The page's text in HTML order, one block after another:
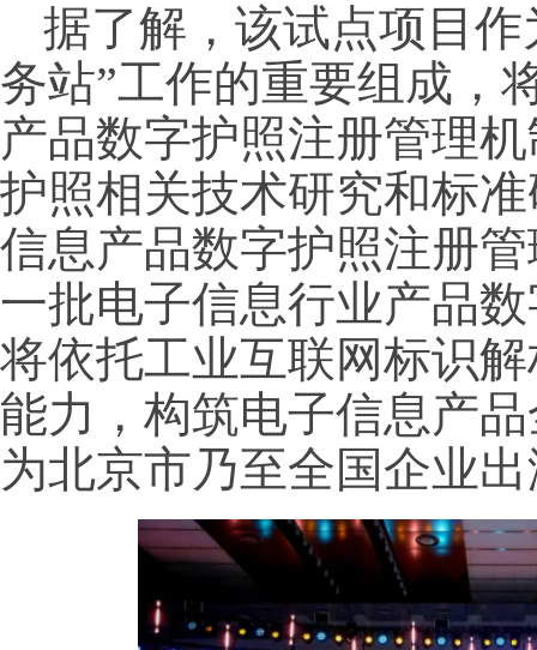
据了解，该试点项目
务站”工作的重要组成，
产品数字护照注册管理
护照相关技术研究和标
信息产品数字护照注册
一批电子信息行业产品
将依托工业互联网标识
能力，构筑电子信息产
为北京市乃至全国企业